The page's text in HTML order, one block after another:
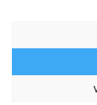
3500, boulevard De
Westmount (Québec)